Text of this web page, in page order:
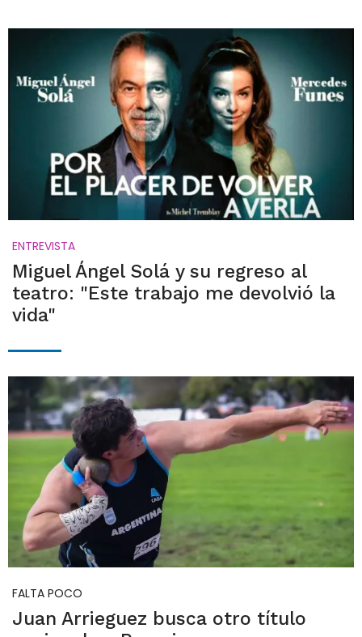
ENTREVISTA
Miguel Ángel Solá y su regreso al
teatro: "Este trabajo me devolvió la
vida"
FALTA POCO
Juan Arrieguez busca otro título